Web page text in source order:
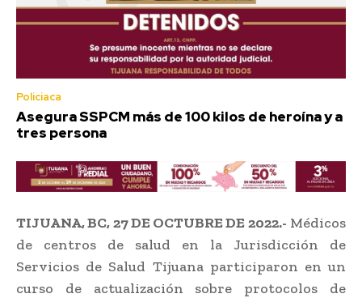
Policiaca
Asegura SSPCM más de 100 kilos de heroína y a
tres persona
TIJUANA, BC, 27 DE OCTUBRE DE 2022.- Médicos
de centros de salud en la Jurisdicción de
Servicios de Salud Tijuana participaron en un
curso de actualización sobre protocolos de